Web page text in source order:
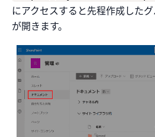
にアクセスすると先程作成した
が開きます。